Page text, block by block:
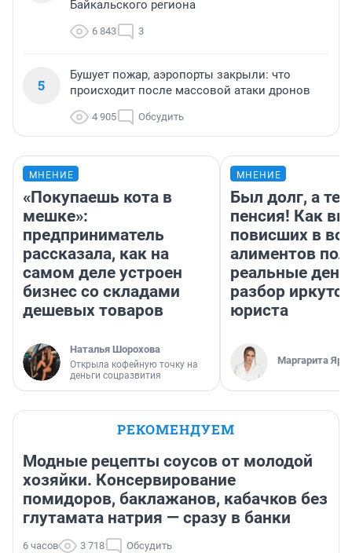
Байкальского региона
6 843 3
5
Бушует пожар, аэропорты закрыли: что
происходит после массовой атаки дронов
4 905 Обсудить
МНЕНИЕ
«Покупаешь кота в
мешке»:
предприниматель
рассказала, как на
самом деле устроен
бизнес со складами
дешевых товаров
Наталья Шорохова
Открыла кофейную точку на
деньги соцразвития
МНЕНИЕ
Был долг, а
пенсия! Как
повисших в
алиментов
реальные
разбор
юриста
Маргарита
РЕКОМЕНДУЕМ
Модные рецепты соусов от молодой
хозяйки. Консервирование
помидоров, баклажанов, кабачков без
глутамата натрия — сразу в банки
6 часов 3 718 Обсудить